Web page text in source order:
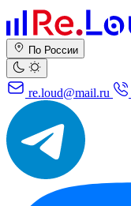
По России
re.loud@mail.ru